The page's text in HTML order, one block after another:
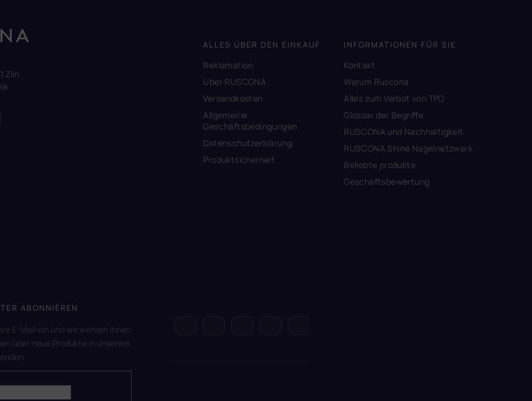
Zlín
ALLES ÜBER DEN EINKAUF
Reklamation
Uber RUSCONA
Versandkosten
Allgemeine
Geschäftsbedingungen
Datenschutzerklärung
Produktsicherheit
INFORMATIONEN FÜR SIE
Kontakt
Warum Ruscona
Alles zum Verbot von TPO
Glossar der Begriffe
RUSCONA und Nachhaltigkeit
RUSCONA Shine Nagelnetzwerk
Beliebte produkte
Geschäftsbewertung
ABONNIEREN
E-Mail ein und wir werden Ihnen
über neue Produkte in unserem